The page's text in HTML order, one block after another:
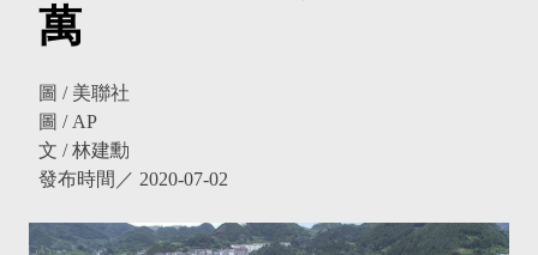
萬
圖 / 美聯社
圖 / AP
文 / 林建勳
發布時間／ 2020-07-02